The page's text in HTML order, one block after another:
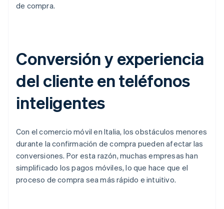
de compra.
Conversión y experiencia
del cliente en teléfonos
inteligentes
Con el comercio móvil en Italia, los obstáculos menores
durante la confirmación de compra pueden afectar las
conversiones. Por esta razón, muchas empresas han
simplificado los pagos móviles, lo que hace que el
proceso de compra sea más rápido e intuitivo.